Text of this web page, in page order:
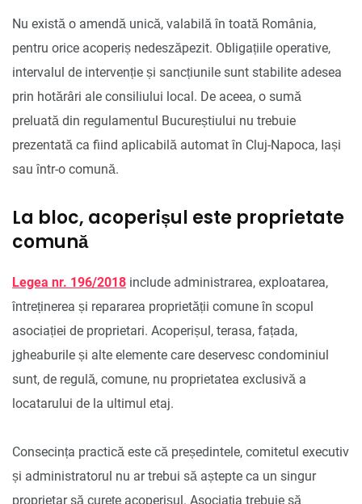
Nu există o amendă unică, valabilă în toată România,
pentru orice acoperiș nedeszăpezit. Obligațiile operative,
intervalul de intervenție și sancțiunile sunt stabilite adesea
prin hotărâri ale consiliului local. De aceea, o sumă
preluată din regulamentul Bucureștiului nu trebuie
prezentată ca fiind aplicabilă automat în Cluj-Napoca, Iași
sau într-o comună.
La bloc, acoperișul este proprietate
comună
Legea nr. 196/2018 include administrarea, exploatarea,
întreținerea și repararea proprietății comune în scopul
asociației de proprietari. Acoperișul, terasa, fațada,
jgheaburile și alte elemente care deservesc condominiul
sunt, de regulă, comune, nu proprietatea exclusivă a
locatarului de la ultimul etaj.
Consecința practică este că președintele, comitetul executiv
și administratorul nu ar trebui să aștepte ca un singur
proprietar să curețe acoperișul. Asociația trebuie să